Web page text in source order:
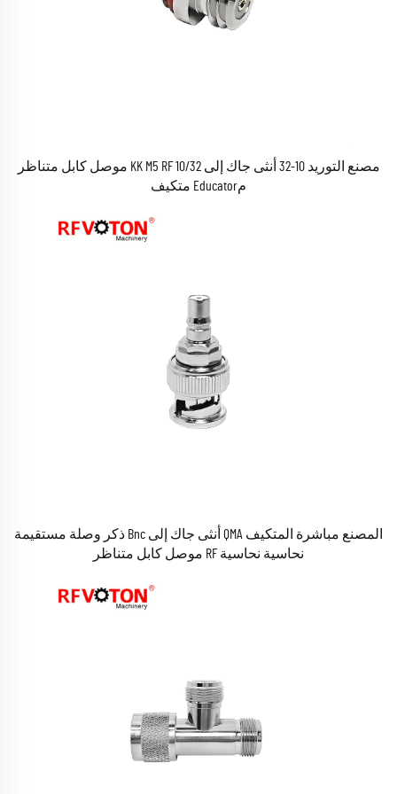
مصنع التوريد 10-32 أنثى جاك إلى 10/32 KK M5 RF موصل كابل متناظر
مEducator متكيف
المصنع مباشرة المتكيف QMA أنثى جاك إلى Bnc ذكر وصلة مستقيمة
نحاسية نحاسية RF موصل كابل متناظر